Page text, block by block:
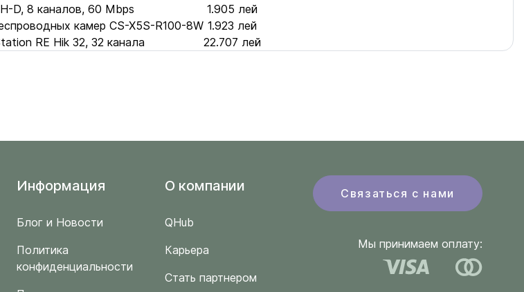
D, 8 каналов, 60 Mbps
1.905 лей
камер CS-X5S-R100-8W 1.923 лей
RE Hik 32, 32 канала
22.707 лей
Информация
Блог и Новости
Политика
конфиденциальности
O компании
QHub
Карьера
Стать партнером
Связаться с нами
Мы принимаем оплату: